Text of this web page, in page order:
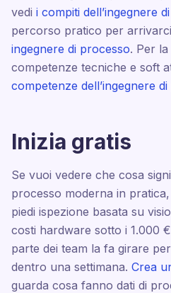
vedi i compiti dell’ingegnere
percorso pratico per
ingegnere di processo. Per
competenze tecniche e soft
competenze dell’ingegnere
Inizia gratis
Se vuoi vedere che cosa
processo moderna in
piedi ispezione basata su
costi hardware sotto i 1.000
parte dei team la fa girare
dentro una settimana. Crea
guarda cosa fanno dati di